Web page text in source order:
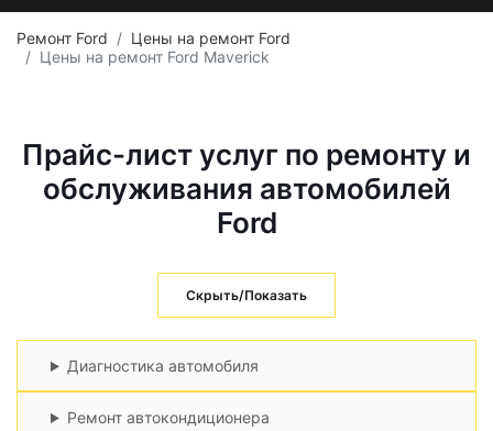
Ремонт Ford
Цены на ремонт Ford
Цены на ремонт Ford Maverick
Прайс-лист услуг по ремонту и
обслуживания автомобилей
Ford
Скрыть/Показать
Диагностика автомобиля
Ремонт автокондиционера